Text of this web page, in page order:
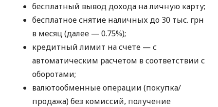
бесплатный вывод дохода на личную карту;
бесплатное снятие наличных до 30 тыс. грн
в месяц (далее — 0.75%);
кредитный лимит на счете — с
автоматическим расчетом в соответствии с
оборотами;
валютообменные операции (покупка/
продажа) без комиссий, получение